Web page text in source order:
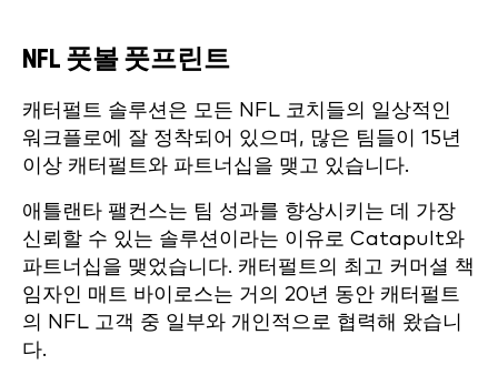
NFL 풋볼 풋프린트
캐터펄트 솔루션은 모든 NFL 코치들의 일상적인
워크플로에 잘 정착되어 있으며, 많은 팀들이 15년
이상 캐터펄트와 파트너십을 맺고 있습니다.
애틀랜타 팰컨스는 팀 성과를 향상시키는 데 가장
신뢰할 수 있는 솔루션이라는 이유로 Catapult와
파트너십을 맺었습니다. 캐터펄트의 최고 커머셜 책
임자인 매트 바이로스는 거의 20년 동안 캐터펄트
의 NFL 고객 중 일부와 개인적으로 협력해 왔습니
다.